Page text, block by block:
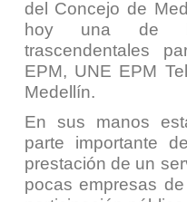
del Concejo de
hoy una de
trascendentales
EPM, UNE EPM
Medellín.
En sus manos
parte importante
prestación de un
pocas empresas